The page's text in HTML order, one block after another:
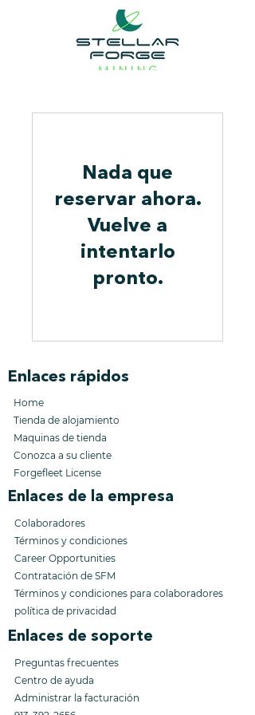
Nada que
reservar ahora.
Vuelve a
intentarlo
pronto.
Enlaces rápidos
Home
Tienda de alojamiento
Maquinas de tienda
Conozca a su cliente
Forgefleet License
Enlaces de la empresa
Colaboradores
Términos y condiciones
Career Opportunities
Contratación de SFM
Términos y condiciones para colaboradores
política de privacidad
Enlaces de soporte
Preguntas frecuentes
Centro de ayuda
Administrar la facturación